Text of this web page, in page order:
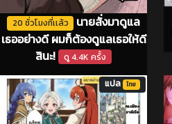
20 ชั่วโมงที่เเล้ว
นายสั่งมาดูแล
เธออย่างดี ผมก็ต้องดูแลเธอให้ดี
สินะ! ดู 4.4K ครั้ง
แปล ไทย